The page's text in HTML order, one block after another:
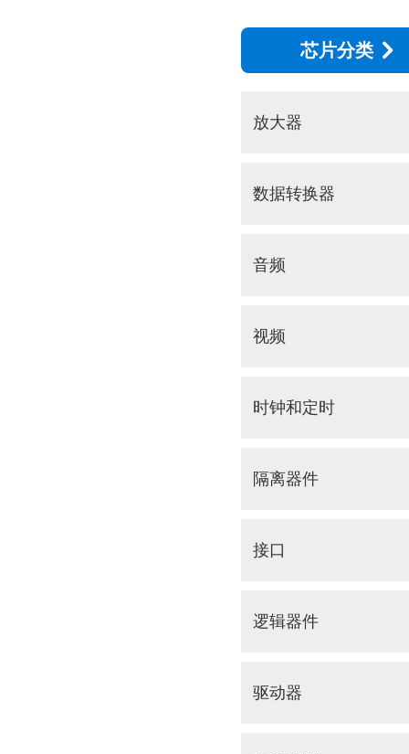
芯片分类
放大器
数据转换器
音频
视频
时钟和定时
隔离器件
接口
逻辑器件
驱动器